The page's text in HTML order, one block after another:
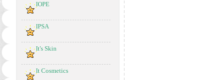
IOPE
IPSA
It's Skin
It Cosmetics